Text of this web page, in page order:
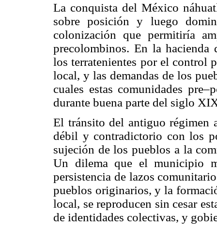
La conquista del México
sobre posición y luego
colonización que permitiría
precolombinos. En la hacienda
los terratenientes por el control
local, y las demandas de los
cuales estas comunidades
durante buena parte del siglo
El tránsito del antiguo régimen
débil y contradictorio con los
sujeción de los pueblos a la
Un dilema que el municipio
persistencia de lazos
pueblos originarios, y la
local, se reproducen sin cesar
de identidades colectivas, y